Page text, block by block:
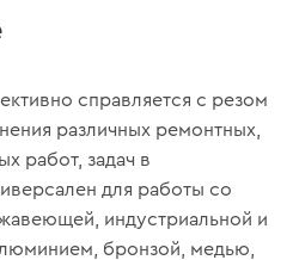
справляется с резом
различных ремонтных,
работ, задач в
для работы со
индустриальной и
бронзой, медью,